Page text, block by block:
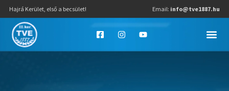
Hajrá Kerület, első a becsület! Email: info@tve1887.hu